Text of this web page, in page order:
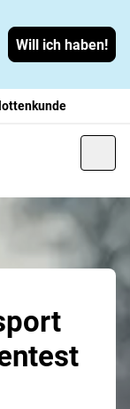
Will ich haben!